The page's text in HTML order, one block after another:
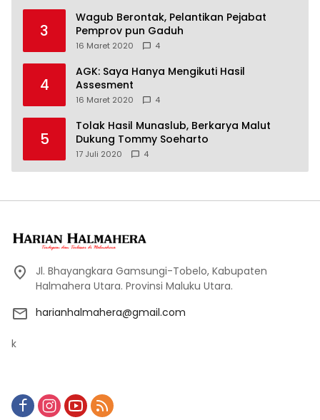
3
Wagub Berontak, Pelantikan Pejabat
Pemprov pun Gaduh
16 Maret 2020 4
4
AGK: Saya Hanya Mengikuti Hasil
Assesment
16 Maret 2020 4
5
Tolak Hasil Munaslub, Berkarya Malut
Dukung Tommy Soeharto
17 Juli 2020 4
Jl. Bhayangkara Gamsungi-Tobelo, Kabupaten
Halmahera Utara. Provinsi Maluku Utara.
harianhalmahera@gmail.com
k